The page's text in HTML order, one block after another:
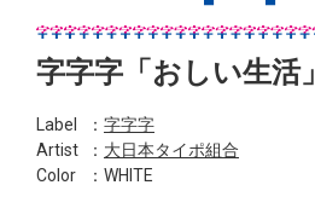
字字字「おしい生活」
Label ： 字字字
Artist
： 大日本タイポ組合
Color
：WHITE